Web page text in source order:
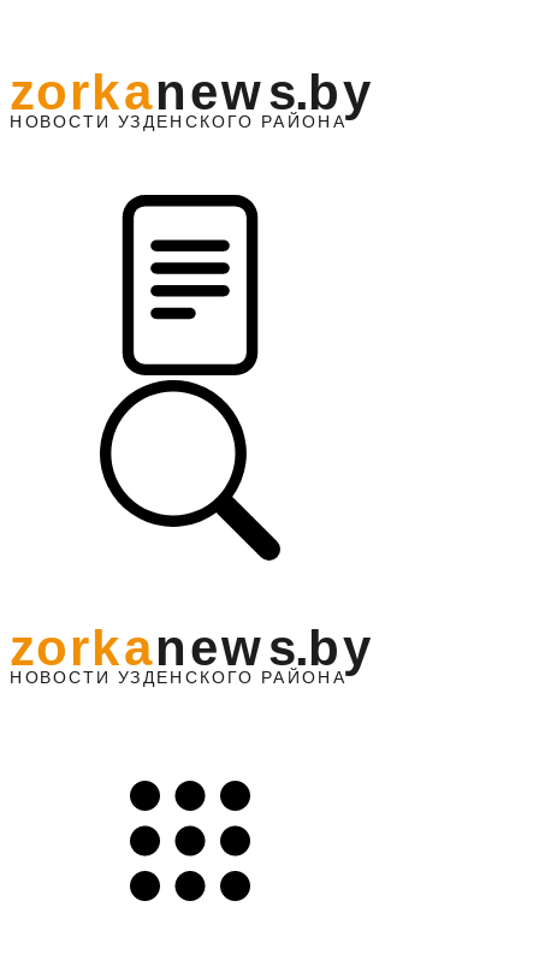
НО ВОСТИ УЗДЕНС КО ГО РАЙОНА
zorkanews.by